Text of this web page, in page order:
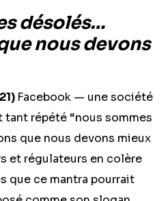
désolés…
nous devons
Facebook — une société
répété “nous sommes
que nous devons mieux
et régulateurs en colère
que ce mantra pourrait